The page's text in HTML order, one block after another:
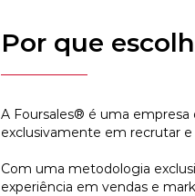
Por que
A Foursales® é uma
exclusivamente em recrutar
Com uma metodologia
experiência em vendas e